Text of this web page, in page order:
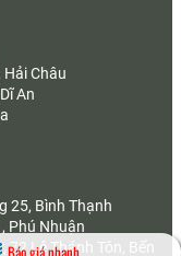
Châu
An
25, Bình Thạnh
Phú Nhuận
72 Lê Thánh Tôn, Bến